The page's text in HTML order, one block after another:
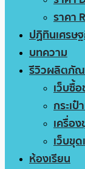
ราคา
ปฏิทินเศรษ
บทความ
รีวิวผลิตภั
เว็บซื้
กระเ
เครื่อ
เว็บขุ
ห้องเรียน